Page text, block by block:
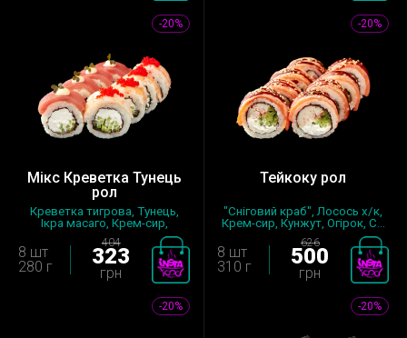
-20%
Мікс Креветка Тунець
рол
Креветка тигрова, Тунець,
Ікра масаго, Крем-сир,
Майонез...
8 шт
280 г
404
323
грн
-20%
Тейкоку рол
"Сніговий краб", Лосось х/к,
Крем-сир, Кунжут, Огірок, С...
8 шт
310 г
626
500
грн
-20% -20%